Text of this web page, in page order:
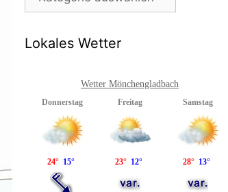
Lokales Wetter
Wetter Mönchengladbach